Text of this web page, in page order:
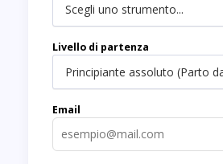
Scegli uno strumento...
Livello di partenza
Principiante assoluto (Parto
Email